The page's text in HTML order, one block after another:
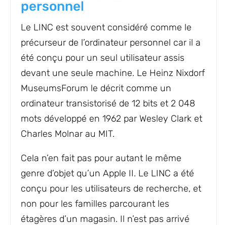
personnel
Le LINC est souvent considéré comme le
précurseur de l’ordinateur personnel car il a
été conçu pour un seul utilisateur assis
devant une seule machine. Le Heinz Nixdorf
MuseumsForum le décrit comme un
ordinateur transistorisé de 12 bits et 2 048
mots développé en 1962 par Wesley Clark et
Charles Molnar au MIT.
Cela n’en fait pas pour autant le même
genre d’objet qu’un Apple II. Le LINC a été
conçu pour les utilisateurs de recherche, et
non pour les familles parcourant les
étagères d’un magasin. Il n’est pas arrivé